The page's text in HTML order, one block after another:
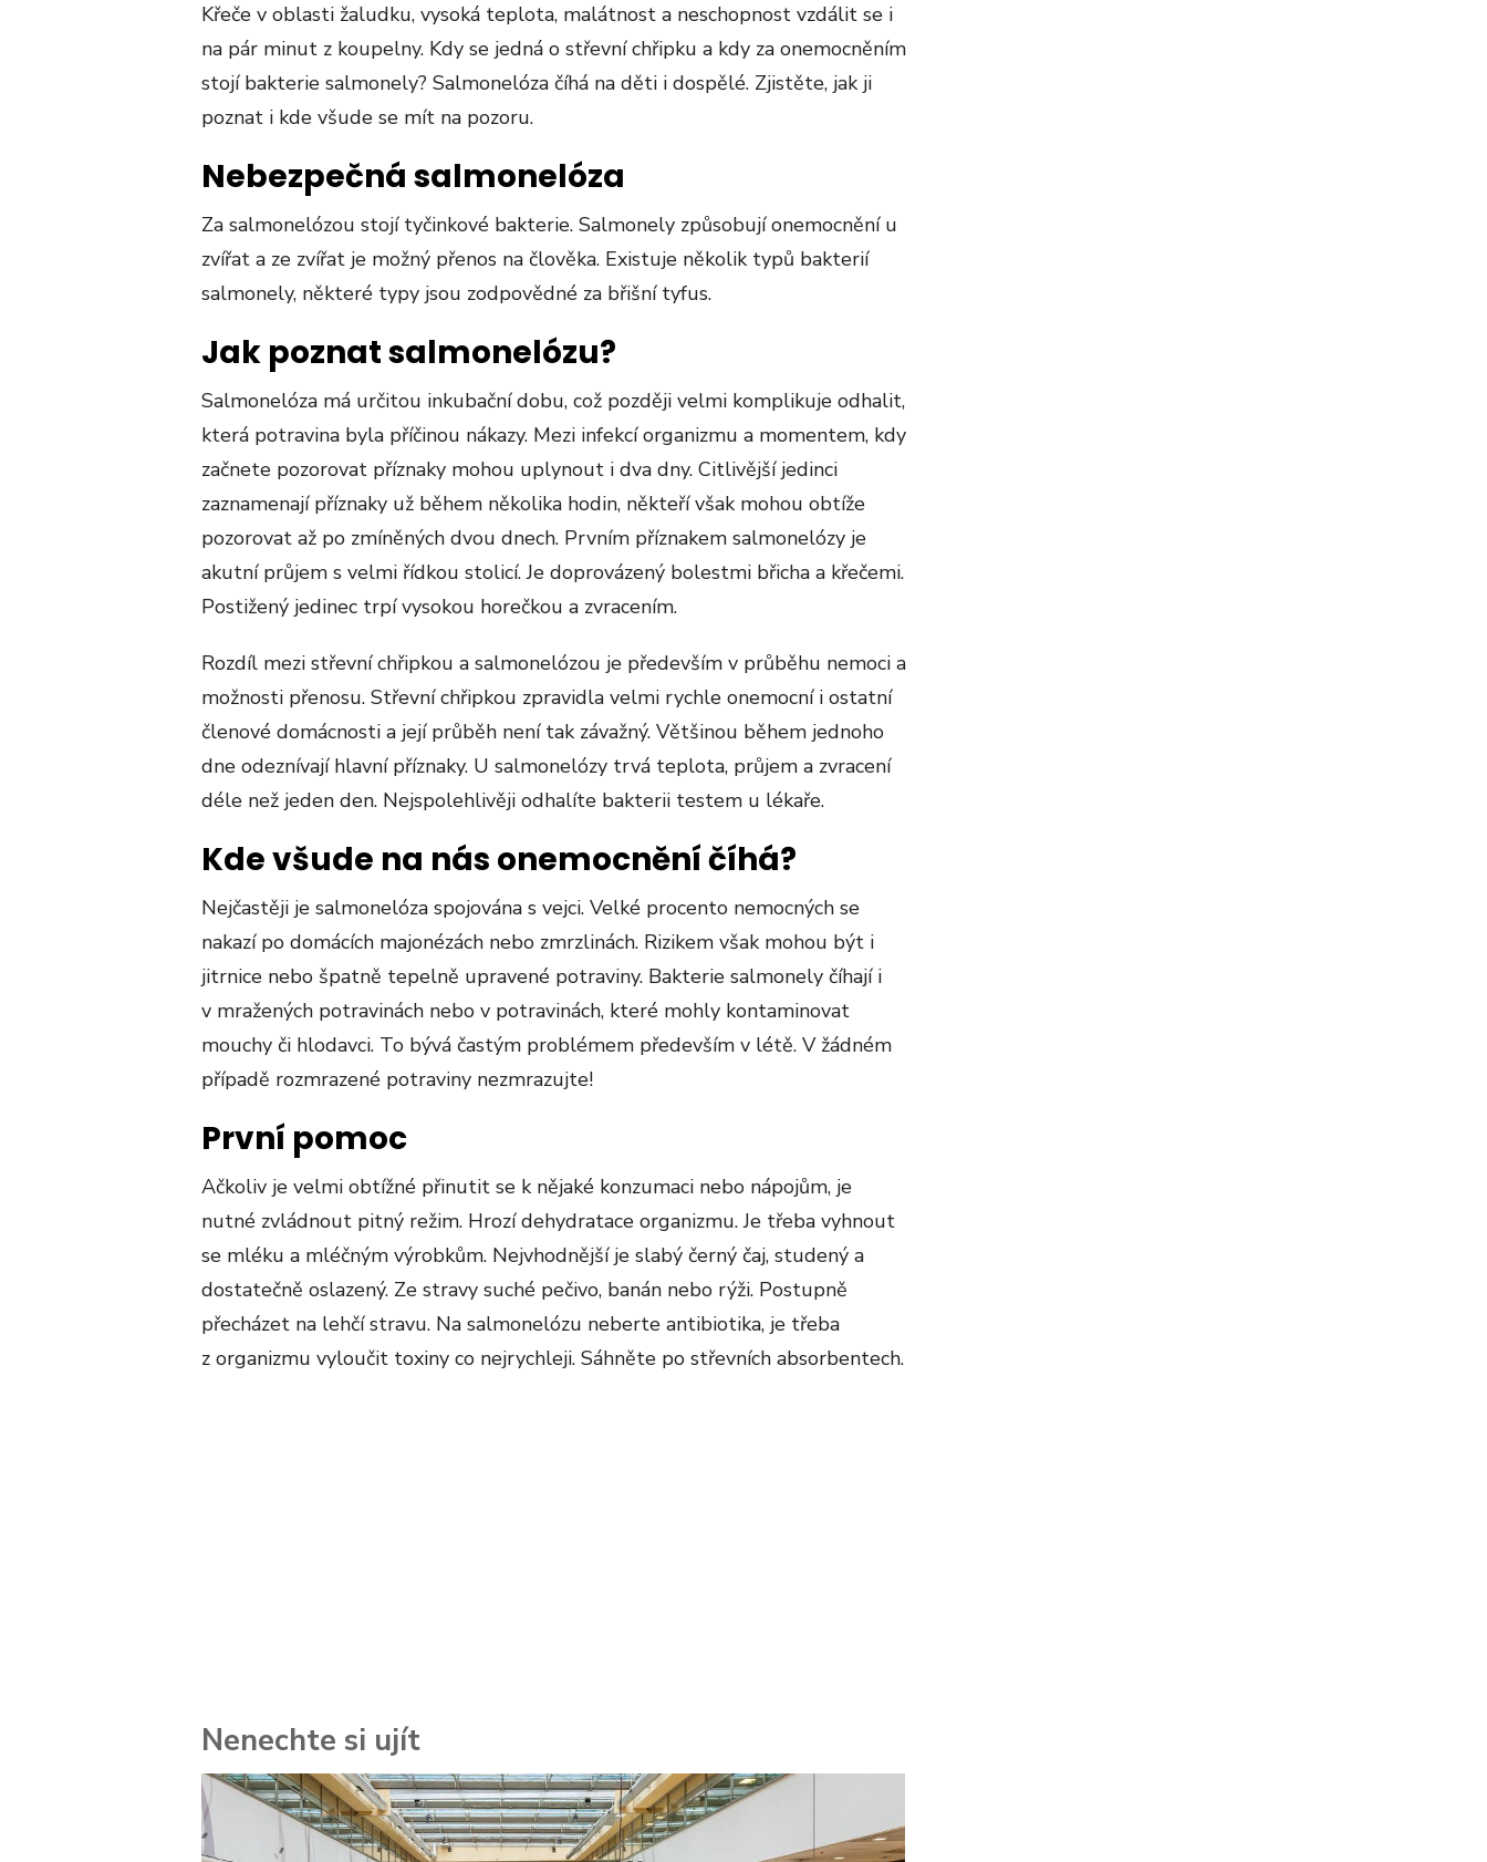
Křeče v oblasti žaludku, vysoká teplota, malátnost a neschopnost vzdálit se i
na pár minut z koupelny. Kdy se jedná o střevní chřipku a kdy za onemocněním
stojí bakterie salmonely? Salmonelóza číhá na děti i dospělé. Zjistěte, jak ji
poznat i kde všude se mít na pozoru.
Nebezpečná salmonelóza
Za salmonelózou stojí tyčinkové bakterie. Salmonely způsobují onemocnění u
zvířat a ze zvířat je možný přenos na člověka. Existuje několik typů bakterií
salmonely, některé typy jsou zodpovědné za břišní tyfus.
Jak poznat salmonelózu?
Salmonelóza má určitou inkubační dobu, což později velmi komplikuje odhalit,
která potravina byla příčinou nákazy. Mezi infekcí organizmu a momentem, kdy
začnete pozorovat příznaky mohou uplynout i dva dny. Citlivější jedinci
zaznamenají příznaky už během několika hodin, někteří však mohou obtíže
pozorovat až po zmíněných dvou dnech. Prvním příznakem salmonelózy je
akutní průjem s velmi řídkou stolicí. Je doprovázený bolestmi břicha a křečemi.
Postižený jedinec trpí vysokou horečkou a zvracením.
Rozdíl mezi střevní chřipkou a salmonelózou je především v průběhu nemoci a
možnosti přenosu. Střevní chřipkou zpravidla velmi rychle onemocní i ostatní
členové domácnosti a její průběh není tak závažný. Většinou během jednoho
dne odeznívají hlavní příznaky. U salmonelózy trvá teplota, průjem a zvracení
déle než jeden den. Nejspolehlivěji odhalíte bakterii testem u lékaře.
Kde všude na nás onemocnění číhá?
Nejčastěji je salmonelóza spojována s vejci. Velké procento nemocných se
nakazí po domácích majonézách nebo zmrzlinách. Rizikem však mohou být i
jitrnice nebo špatně tepelně upravené potraviny. Bakterie salmonely číhají i
v mražených potravinách nebo v potravinách, které mohly kontaminovat
mouchy či hlodavci. To bývá častým problémem především v létě. V žádném
případě rozmrazené potraviny nezmrazujte!
První pomoc
Ačkoliv je velmi obtížné přinutit se k nějaké konzumaci nebo nápojům, je
nutné zvládnout pitný režim. Hrozí dehydratace organizmu. Je třeba vyhnout
se mléku a mléčným výrobkům. Nejvhodnější je slabý černý čaj, studený a
dostatečně oslazený. Ze stravy suché pečivo, banán nebo rýži. Postupně
přecházet na lehčí stravu. Na salmonelózu neberte antibiotika, je třeba
z organizmu vyloučit toxiny co nejrychleji. Sáhněte po střevních absorbentech.
Nenechte si ujít